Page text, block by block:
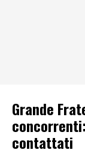
Grande
contattati